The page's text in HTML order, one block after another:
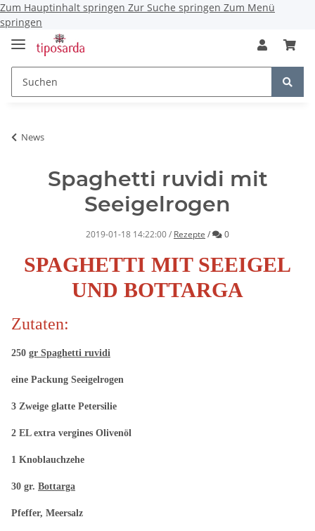
Zum Hauptinhalt springen Zur Suche springen Zum Menü
springen
News
Spaghetti ruvidi mit
Seeigelrogen
2019-01-18 14:22:00/ Rezepte / Kommentare
0
SPAGHETTI MIT SEEIGEL
UND BOTTARGA
Zutaten:
250 gr Spaghetti ruvidi
eine Packung Seeigelrogen
3 Zweige glatte Petersilie
2 EL extra vergines Olivenöl
1 Knoblauchzehe
30 gr. Bottarga
Pfeffer, Meersalz